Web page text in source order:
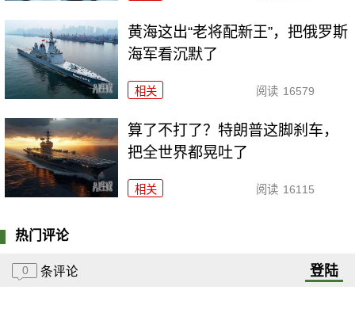
黄海这出“老将配新王”，把俄罗斯
海军看沉默了
相关 阅读 16579
算了不打了？特朗普这脚刹车，
把全世界都晃吐了
相关 阅读 16115
热门评论
0 条评论 登陆